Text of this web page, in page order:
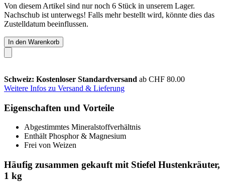
Von diesem Artikel sind nur noch 6 Stück in unserem Lager.
Nachschub ist unterwegs! Falls mehr bestellt wird, könnte dies das
Zustelldatum beeinflussen.
In den Warenkorb
Schweiz: Kostenloser Standardversand ab CHF 80.00
Weitere Infos zu Versand & Lieferung
Eigenschaften und Vorteile
Abgestimmtes Mineralstoffverhältnis
Enthält Phosphor & Magnesium
Frei von Weizen
Häufig zusammen gekauft mit Stiefel Hustenkräuter,
1 kg